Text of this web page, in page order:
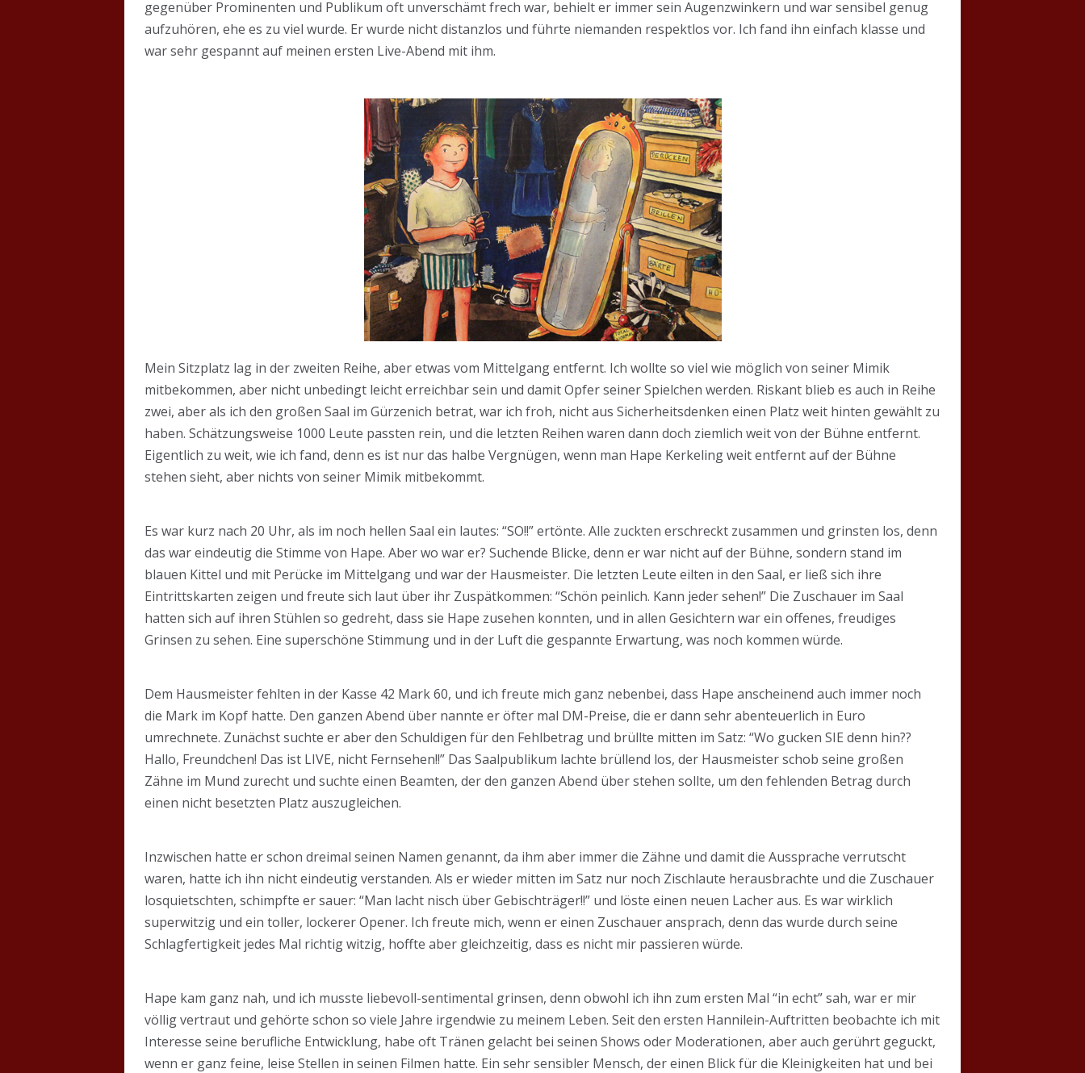
gegenüber Prominenten und Publikum oft unverschämt frech war, behielt er immer sein Augenzwinkern und war sensibel genug
aufzuhören, ehe es zu viel wurde. Er wurde nicht distanzlos und führte niemanden respektlos vor. Ich fand ihn einfach klasse und
war sehr gespannt auf meinen ersten Live-Abend mit ihm.
Mein Sitzplatz lag in der zweiten Reihe, aber etwas vom Mittelgang entfernt. Ich wollte so viel wie möglich von seiner Mimik
mitbekommen, aber nicht unbedingt leicht erreichbar sein und damit Opfer seiner Spielchen werden. Riskant blieb es auch in Reihe
zwei, aber als ich den großen Saal im Gürzenich betrat, war ich froh, nicht aus Sicherheitsdenken einen Platz weit hinten gewählt zu
haben. Schätzungsweise 1000 Leute passten rein, und die letzten Reihen waren dann doch ziemlich weit von der Bühne entfernt.
Eigentlich zu weit, wie ich fand, denn es ist nur das halbe Vergnügen, wenn man Hape Kerkeling weit entfernt auf der Bühne
stehen sieht, aber nichts von seiner Mimik mitbekommt.
Es war kurz nach 20 Uhr, als im noch hellen Saal ein lautes: “SO!!” ertönte. Alle zuckten erschreckt zusammen und grinsten los, denn
das war eindeutig die Stimme von Hape. Aber wo war er? Suchende Blicke, denn er war nicht auf der Bühne, sondern stand im
blauen Kittel und mit Perücke im Mittelgang und war der Hausmeister. Die letzten Leute eilten in den Saal, er ließ sich ihre
Eintrittskarten zeigen und freute sich laut über ihr Zuspätkommen: “Schön peinlich. Kann jeder sehen!” Die Zuschauer im Saal
hatten sich auf ihren Stühlen so gedreht, dass sie Hape zusehen konnten, und in allen Gesichtern war ein offenes, freudiges
Grinsen zu sehen. Eine superschöne Stimmung und in der Luft die gespannte Erwartung, was noch kommen würde.
Dem Hausmeister fehlten in der Kasse 42 Mark 60, und ich freute mich ganz nebenbei, dass Hape anscheinend auch immer noch
die Mark im Kopf hatte. Den ganzen Abend über nannte er öfter mal DM-Preise, die er dann sehr abenteuerlich in Euro
umrechnete. Zunächst suchte er aber den Schuldigen für den Fehlbetrag und brüllte mitten im Satz: “Wo gucken SIE denn hin??
Hallo, Freundchen! Das ist LIVE, nicht Fernsehen!!” Das Saalpublikum lachte brüllend los, der Hausmeister schob seine großen
Zähne im Mund zurecht und suchte einen Beamten, der den ganzen Abend über stehen sollte, um den fehlenden Betrag durch
einen nicht besetzten Platz auszugleichen.
Inzwischen hatte er schon dreimal seinen Namen genannt, da ihm aber immer die Zähne und damit die Aussprache verrutscht
waren, hatte ich ihn nicht eindeutig verstanden. Als er wieder mitten im Satz nur noch Zischlaute herausbrachte und die Zuschauer
losquietschten, schimpfte er sauer: “Man lacht nisch über Gebischträger!!” und löste einen neuen Lacher aus. Es war wirklich
superwitzig und ein toller, lockerer Opener. Ich freute mich, wenn er einen Zuschauer ansprach, denn das wurde durch seine
Schlagfertigkeit jedes Mal richtig witzig, hoffte aber gleichzeitig, dass es nicht mir passieren würde.
Hape kam ganz nah, und ich musste liebevoll-sentimental grinsen, denn obwohl ich ihn zum ersten Mal “in echt” sah, war er mir
völlig vertraut und gehörte schon so viele Jahre irgendwie zu meinem Leben. Seit den ersten Hannilein-Auftritten beobachte ich mit
Interesse seine berufliche Entwicklung, habe oft Tränen gelacht bei seinen Shows oder Moderationen, aber auch gerührt geguckt,
wenn er ganz feine, leise Stellen in seinen Filmen hatte. Ein sehr sensibler Mensch, der einen Blick für die Kleinigkeiten hat und bei